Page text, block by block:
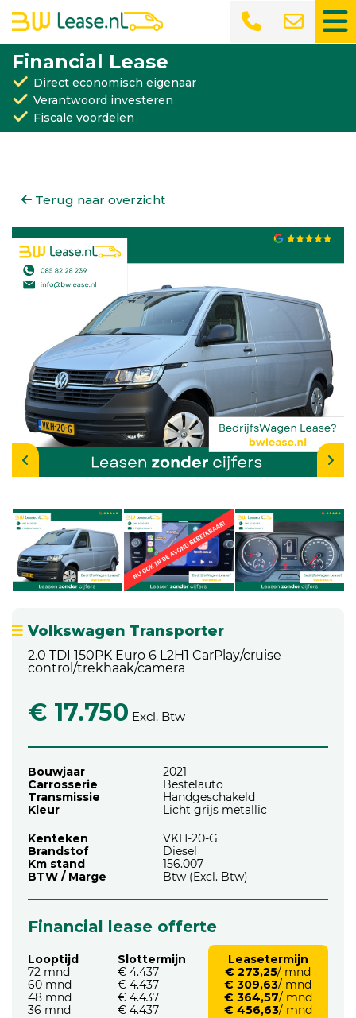
Financial Lease
Direct economisch eigenaar
Verantwoord investeren
Fiscale voordelen
Terug naar overzicht
Volkswagen Transporter
2.0 TDI 150PK Euro 6 L2H1 CarPlay/cruise
control/trekhaak/camera
€ 17.750 Excl. Btw
Bouwjaar
2021
Carrosserie
Bestelauto
Transmissie
Handgeschakeld
Kleur
Licht grijs metallic
Kenteken
VKH-20-G
Brandstof
Diesel
Km stand
156.007
BTW / Marge
Btw (Excl. Btw)
Financial lease offerte
Looptijd
72 mnd
60 mnd
48 mnd
36 mnd
Slottermijn
€ 4.437
€ 4.437
€ 4.437
€ 4.437
Leasetermijn
€ 273,25/ mnd
€ 309,63/ mnd
€ 364,57/ mnd
€ 456,63/ mnd